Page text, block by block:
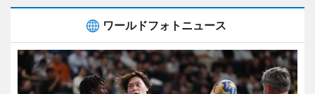
ワールドフォトニュース